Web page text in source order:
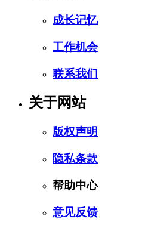
成长记忆
工作机会
联系我们
关于网站
版权声明
隐私条款
帮助中心
意见反馈